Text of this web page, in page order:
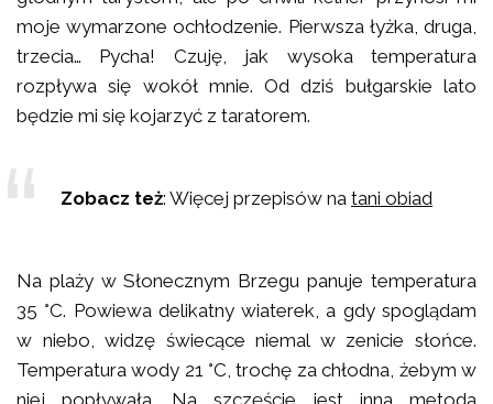
moje wymarzone ochłodzenie. Pierwsza łyżka, druga,
trzecia… Pycha! Czuję, jak wysoka temperatura
rozpływa się wokół mnie. Od dziś bułgarskie lato
będzie mi się kojarzyć z taratorem.
Zobacz też: Więcej przepisów natani obiad
Na plaży w Słonecznym Brzegu panuje temperatura
35 °C. Powiewa delikatny wiaterek, a gdy spoglądam
w niebo, widzę świecące niemal w zenicie słońce.
Temperatura wody 21 °C, trochę za chłodna, żebym w
niej popływała. Na szczęście jest inna metoda